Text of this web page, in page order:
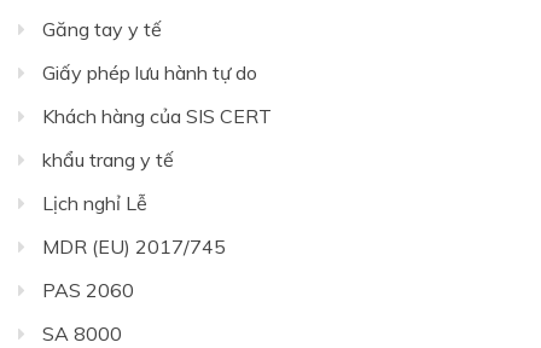
Găng tay y tế
Giấy phép lưu hành tự do
Khách hàng của SIS CERT
khẩu trang y tế
Lịch nghỉ Lễ
MDR (EU) 2017/745
PAS 2060
SA 8000